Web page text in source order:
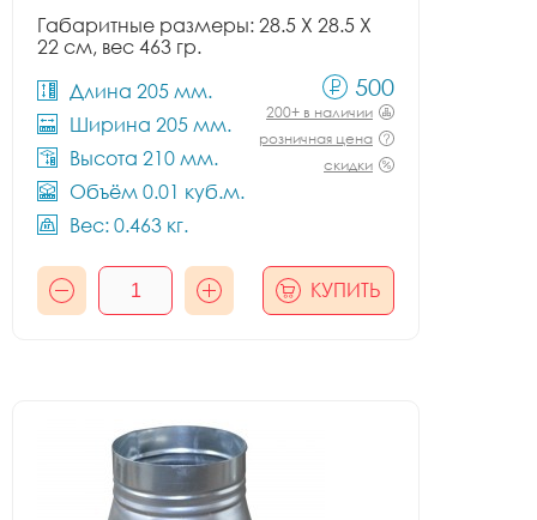
Габаритные размеры: 28.5 X 28.5 X
22 см, вес 463 гр.
Длина 205 мм.
Ширина 205 мм.
Высота 210 мм.
Объём 0.01 куб.м.
Вес: 0.463 кг.
500
200+ в наличии
розничная цена
скидки
КУПИТЬ